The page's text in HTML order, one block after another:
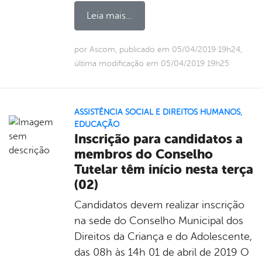
Leia mais...
por Ascom, publicado em 05/04/2019 19h24,
última modificação em 05/04/2019 19h25
ASSISTÊNCIA SOCIAL E DIREITOS HUMANOS,
EDUCAÇÃO
Inscrição para candidatos a
membros do Conselho
Tutelar têm início nesta terça
(02)
Candidatos devem realizar inscrição
na sede do Conselho Municipal dos
Direitos da Criança e do Adolescente,
das 08h às 14h 01 de abril de 2019 O